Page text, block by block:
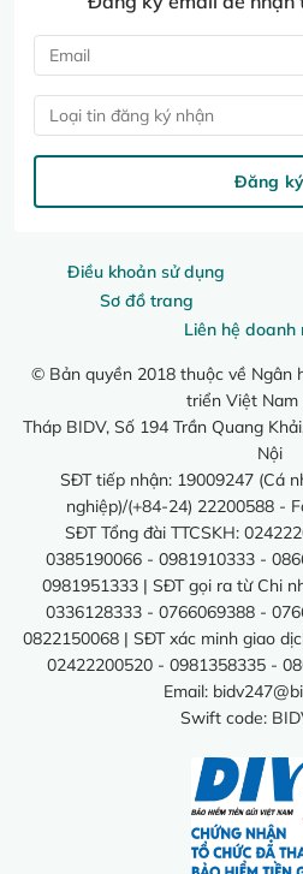
Điều khoản sử dụng
Sơ đồ trang
Liên hệ doanh
© Bản quyền 2018 thuộc về Ngân
triển Việt Nam
Tháp BIDV, Số 194 Trần Quang
Nội
SĐT tiếp nhận: 19009247 (Cá
nghiệp)/(+84-24) 22200588 -
SĐT Tổng đài TTCSKH:
0385190066 - 0981910333 -
0981951333 | SĐT gọi ra từ Chi
0336128333 - 0766069388 -
0822150068 | SĐT xác minh giao
02422200520 - 0981358335 -
Email:
Swift code:
Loại tin đăng ký nhận
Đăng ký